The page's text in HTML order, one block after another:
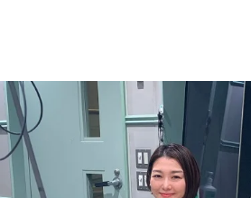
トピックス
TBS Podcast
お知らせ
イベント・グッズ
YouTube
会社情報